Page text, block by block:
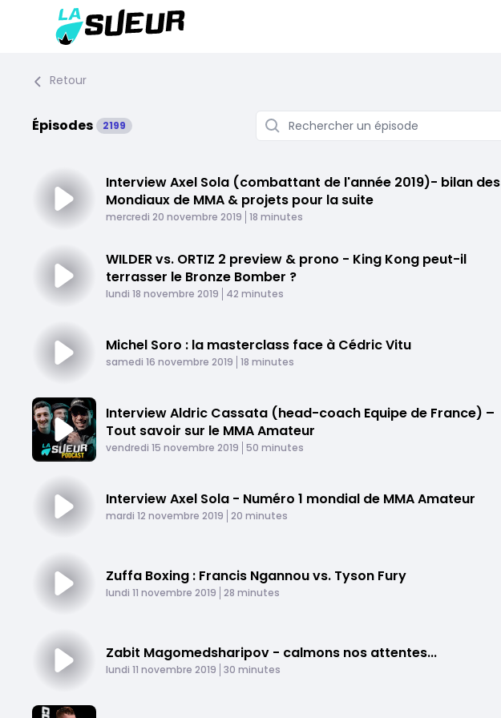
Retour
Épisodes 2199
Interview Axel Sola (combattant de l'année 2019)- bilan des
Mondiaux de MMA & projets pour la suite
Published At
mercredi 20 novembre 2019 Time
18 minutes
WILDER vs. ORTIZ 2 preview & prono - King Kong peut-il
terrasser le Bronze Bomber ?
Published At
lundi 18 novembre 2019 Time
42 minutes
Michel Soro : la masterclass face à Cédric Vitu
Published At
samedi 16 novembre 2019 Time
18 minutes
Interview Aldric Cassata (head-coach Equipe de France) –
Tout savoir sur le MMA Amateur
Published At
vendredi 15 novembre 2019 Time
50 minutes
Interview Axel Sola - Numéro 1 mondial de MMA Amateur
Published At
mardi 12 novembre 2019 Time
20 minutes
Zuffa Boxing : Francis Ngannou vs. Tyson Fury
Published At
lundi 11 novembre 2019 Time
28 minutes
Zabit Magomedsharipov - calmons nos attentes...
Published At
lundi 11 novembre 2019 Time
30 minutes